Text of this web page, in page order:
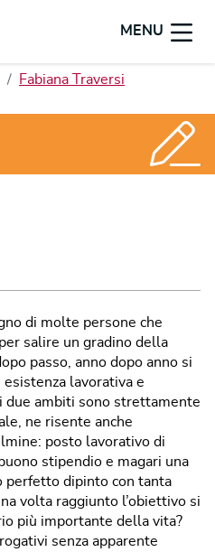
MENU
Fabiana Traversi
di molte persone che
salire un gradino della
passo, anno dopo anno si
lavorativa e
due ambiti sono strettamente
ne risente anche
posto lavorativo di
stipendio e magari una
perfetto dipinto con tanta
volta raggiunto l’obiettivo si
più importante della vita?
senza apparente